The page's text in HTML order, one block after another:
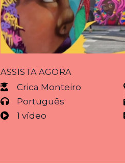
ASSISTA AGORA
Crica Monteiro
Português
1 vídeo